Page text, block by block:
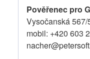
Pověřenec pro
Vysočanská
mobil: +420 603